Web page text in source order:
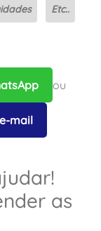
Etc..
ou
mail
as